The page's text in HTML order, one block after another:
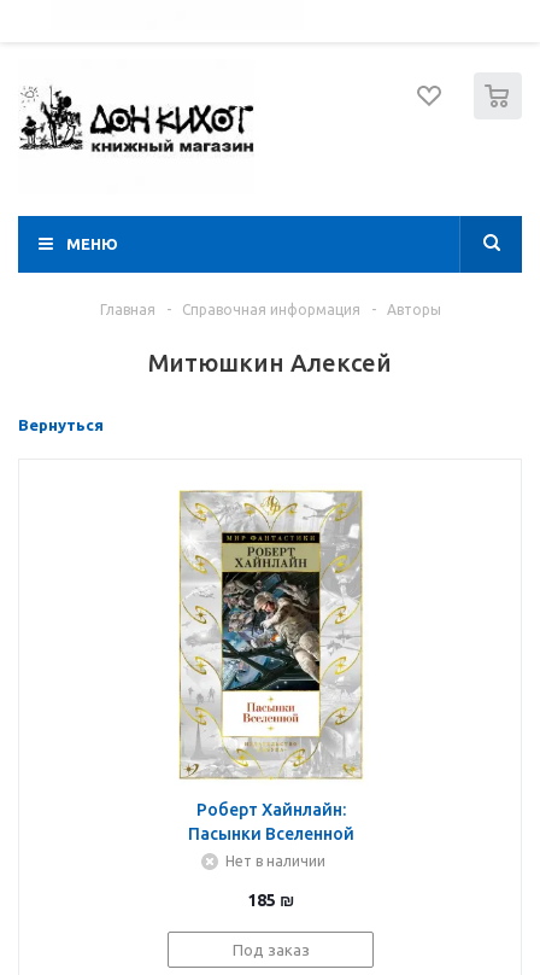
МЕНЮ
Главная - Справочная информация - Авторы
Митюшкин Алексей
Вернуться
Роберт Хайнлайн:
Пасынки Вселенной
Нет в наличии
185 ₪
Под заказ